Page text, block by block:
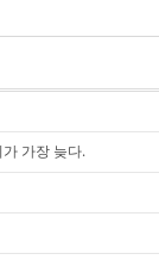
가장 늦다.